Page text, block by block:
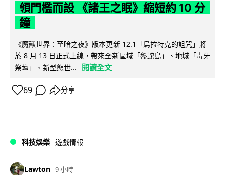
領門檻而設 《諸王之眠》縮短約 10 分
鐘
《魔獸世界：至暗之夜》版本更新 12.1「烏拉特克的詛咒」將
於 8 月 13 日正式上線，帶來全新區域「盤蛇島」、地城「毒牙
祭壇」、新型態世...
閱讀全文
69 分享
科技娛樂 遊戲情報
Lawton 9 小時